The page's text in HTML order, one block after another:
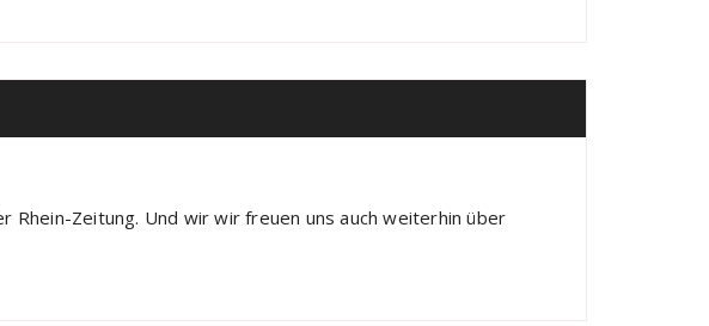
Rhein-Zeitung. Und wir wir freuen uns auch weiterhin über